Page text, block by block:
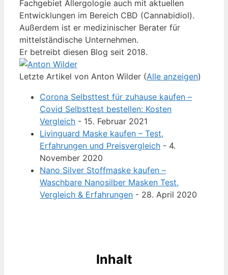
Fachgebiet Allergologie auch mit aktuellen
Entwicklungen im Bereich CBD (Cannabidiol).
Außerdem ist er medizinischer Berater für
mittelständische Unternehmen.
Er betreibt diesen Blog seit 2018.
Letzte Artikel von Anton Wilder (Alle anzeigen)
Corona Selbsttest für zuhause kaufen –
Covid Selbsttest bestellen: Kosten
Vergleich - 15. Februar 2021
Livinguard Maske kaufen – Test,
Erfahrungen und Preisvergleich - 4.
November 2020
Nano Silver Stoffmaske kaufen –
Waschbare Nanosilber Masken Test,
Vergleich & Erfahrungen - 28. April 2020
Inhalt